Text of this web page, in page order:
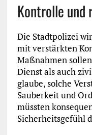
Kontrolle und
Die Stadtpolizei
mit verstärkten
Maßnahmen
Dienst als auch
glaube, solche
Sauberkeit und
müssten
Sicherheitsgefühl